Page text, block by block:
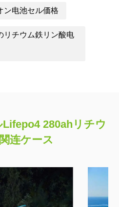
ン电池セル価格
リチウム鉄リン酸电
280ahリチウ
连ケース